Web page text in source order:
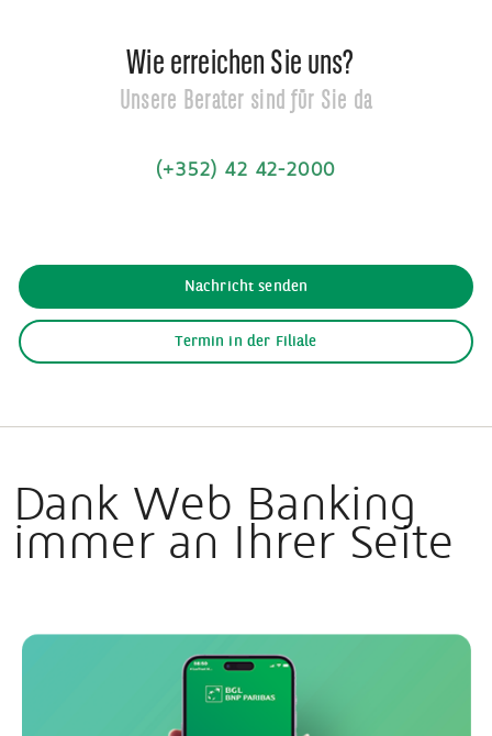
Wie erreichen Sie uns?
Unsere Berater sind für Sie da
(+352) 42 42-2000
Nachricht senden
Termin in der Filiale
Dank Web Banking
immer an Ihrer Seite